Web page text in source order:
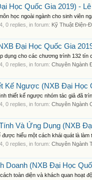
Học Quốc Gia 2019) -
học ngoài ngành cho sinh viên
, 0 replies, in forum: Kỹ Thuật Điện-
Đại Học Quốc Gia
dụng cho các chương trình 132
, 0 replies, in forum:Chuyên Ngành
Kế Ngược (NXB Đại Học
thiết kế ngược nhóm tác giả đã
, 0 replies, in forum:Chuyên Ngành
Và Ứng Dụng (NXB
hiểu một cách khái quát là
, 0 replies, in forum:Chuyên Ngành
Doanh (NXB Đại Học
toàn diện và khách quan hoạt